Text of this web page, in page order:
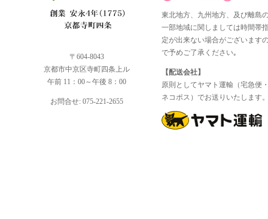
〒604-8043
京都市中京区寺町四条上ル
午前 11：00～午後 8：00
お問合せ: 075-221-2655
東北地方、九州地方、及び離島
一部地域に関しましては時間帯
定が出来ない場合がございます
で予めご了承ください｡
【配送会社】
原則としてヤマト運輸（宅急便
ネコポス）でお送りいたします